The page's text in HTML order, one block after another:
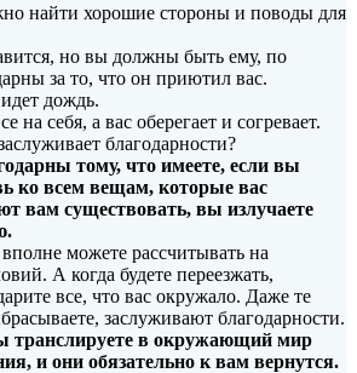
найти хорошие стороны и поводы для
но вы должны быть ему, по
за то, что он приютил вас.
дождь.
на себя, а вас оберегает и согревает.
благодарности?
тому, что имеете, если вы
ко всем вещам, которые вас
вам существовать, вы излучаете
вполне можете рассчитывать на
А когда будете переезжать,
все, что вас окружало. Даже те
заслуживают благодарности.
транслируете в окружающий мир
и они обязательно к вам вернутся.